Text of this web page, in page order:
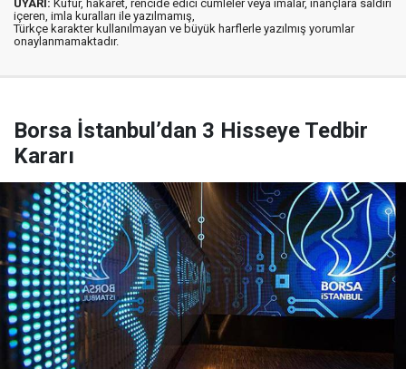
UYARI: Küfür, hakaret, rencide edici cümleler veya imalar, inançlara saldırı
içeren, imla kuralları ile yazılmamış,
Türkçe karakter kullanılmayan ve büyük harflerle yazılmış yorumlar
onaylanmamaktadır.
Borsa İstanbul’dan 3 Hisseye Tedbir
Kararı